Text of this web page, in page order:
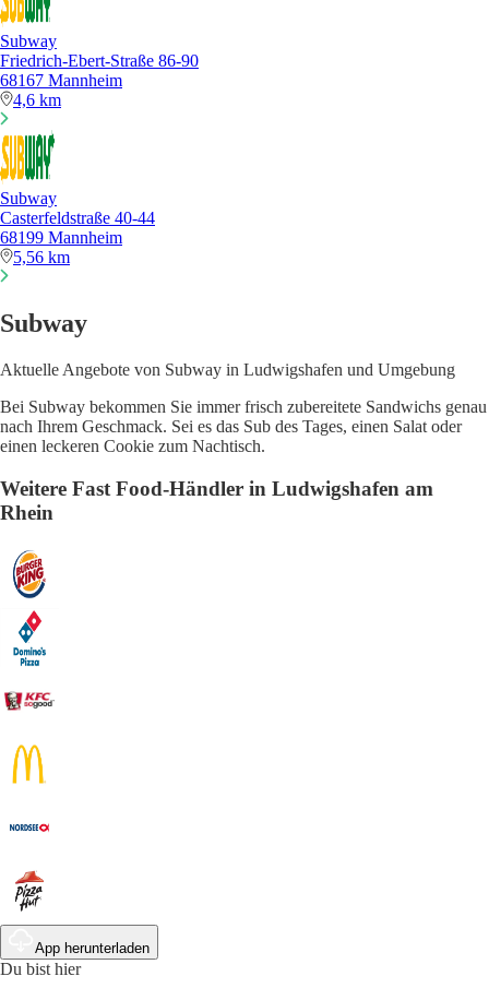
Subway
Friedrich-Ebert-Straße 86-90
68167 Mannheim
4,6 km
Subway
Casterfeldstraße 40-44
68199 Mannheim
5,56 km
Subway
Aktuelle Angebote von Subway in Ludwigshafen und Umgebung
Bei Subway bekommen Sie immer frisch zubereitete Sandwichs genau
nach Ihrem Geschmack. Sei es das Sub des Tages, einen Salat oder
einen leckeren Cookie zum Nachtisch.
Weitere Fast Food-Händler in Ludwigshafen am
Rhein
App herunterladen
Du bist hier